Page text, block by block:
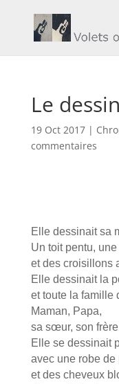
Le dessin
19 Oct 2017|
commentaires
Elle dessinait sa
Un toit pentu,
et des croisillons
Elle dessinait la
et toute la famille
Maman, Papa,
sa sœur, son
Elle se dessinait
avec une robe de
et des cheveux